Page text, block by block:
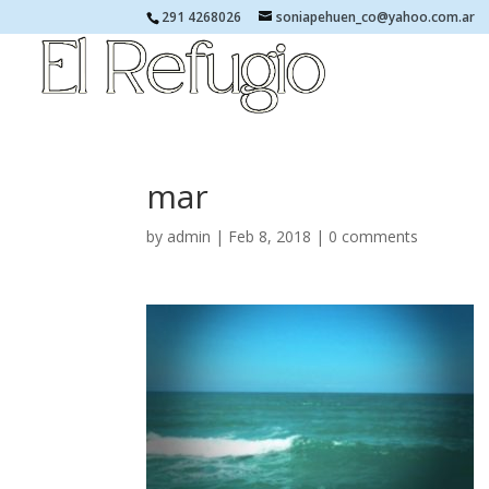
291 4268026 soniapehuen_co@yahoo.com.ar
mar
by admin | Feb 8, 2018 | 0 comments